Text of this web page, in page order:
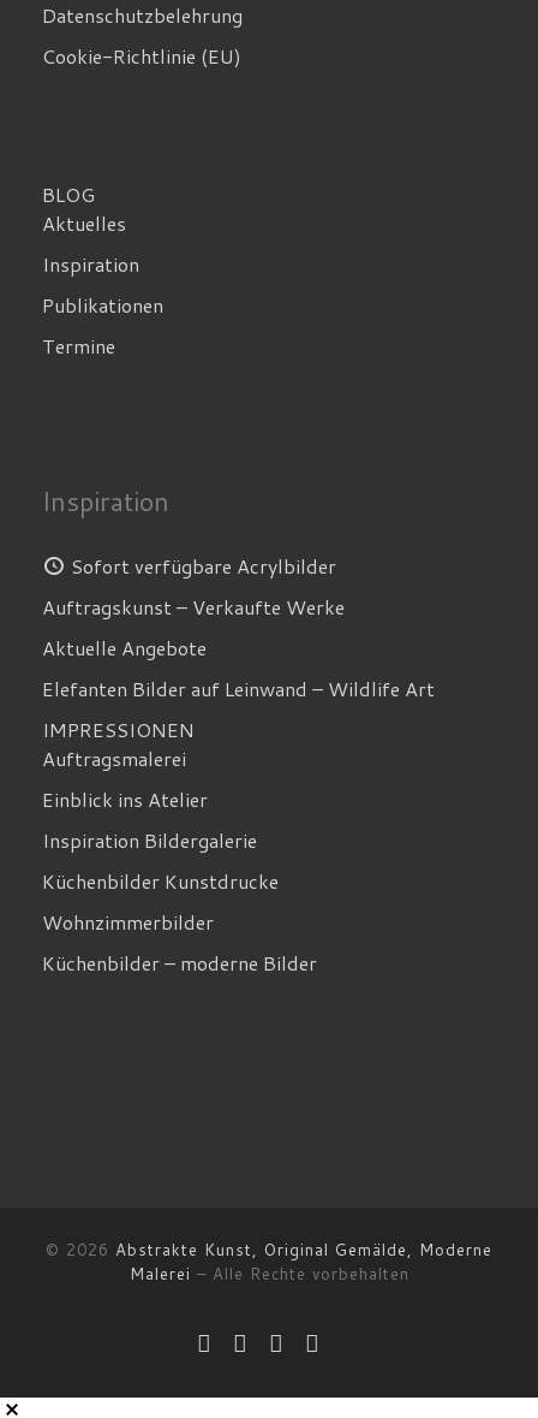
Datenschutzbelehrung
Cookie-Richtlinie (EU)
BLOG
Aktuelles
Inspiration
Publikationen
Termine
Inspiration
Sofort verfügbare Acrylbilder
Auftragskunst – Verkaufte Werke
Aktuelle Angebote
Elefanten Bilder auf Leinwand – Wildlife Art
IMPRESSIONEN
Auftragsmalerei
Einblick ins Atelier
Inspiration Bildergalerie
Küchenbilder Kunstdrucke
Wohnzimmerbilder
Küchenbilder – moderne Bilder
© 2026 Abstrakte Kunst, Original Gemälde, Moderne
Malerei – Alle Rechte vorbehalten